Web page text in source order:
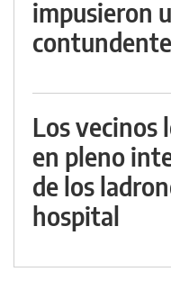
impusieron
contundente
Los vecinos
en pleno
de los
hospital